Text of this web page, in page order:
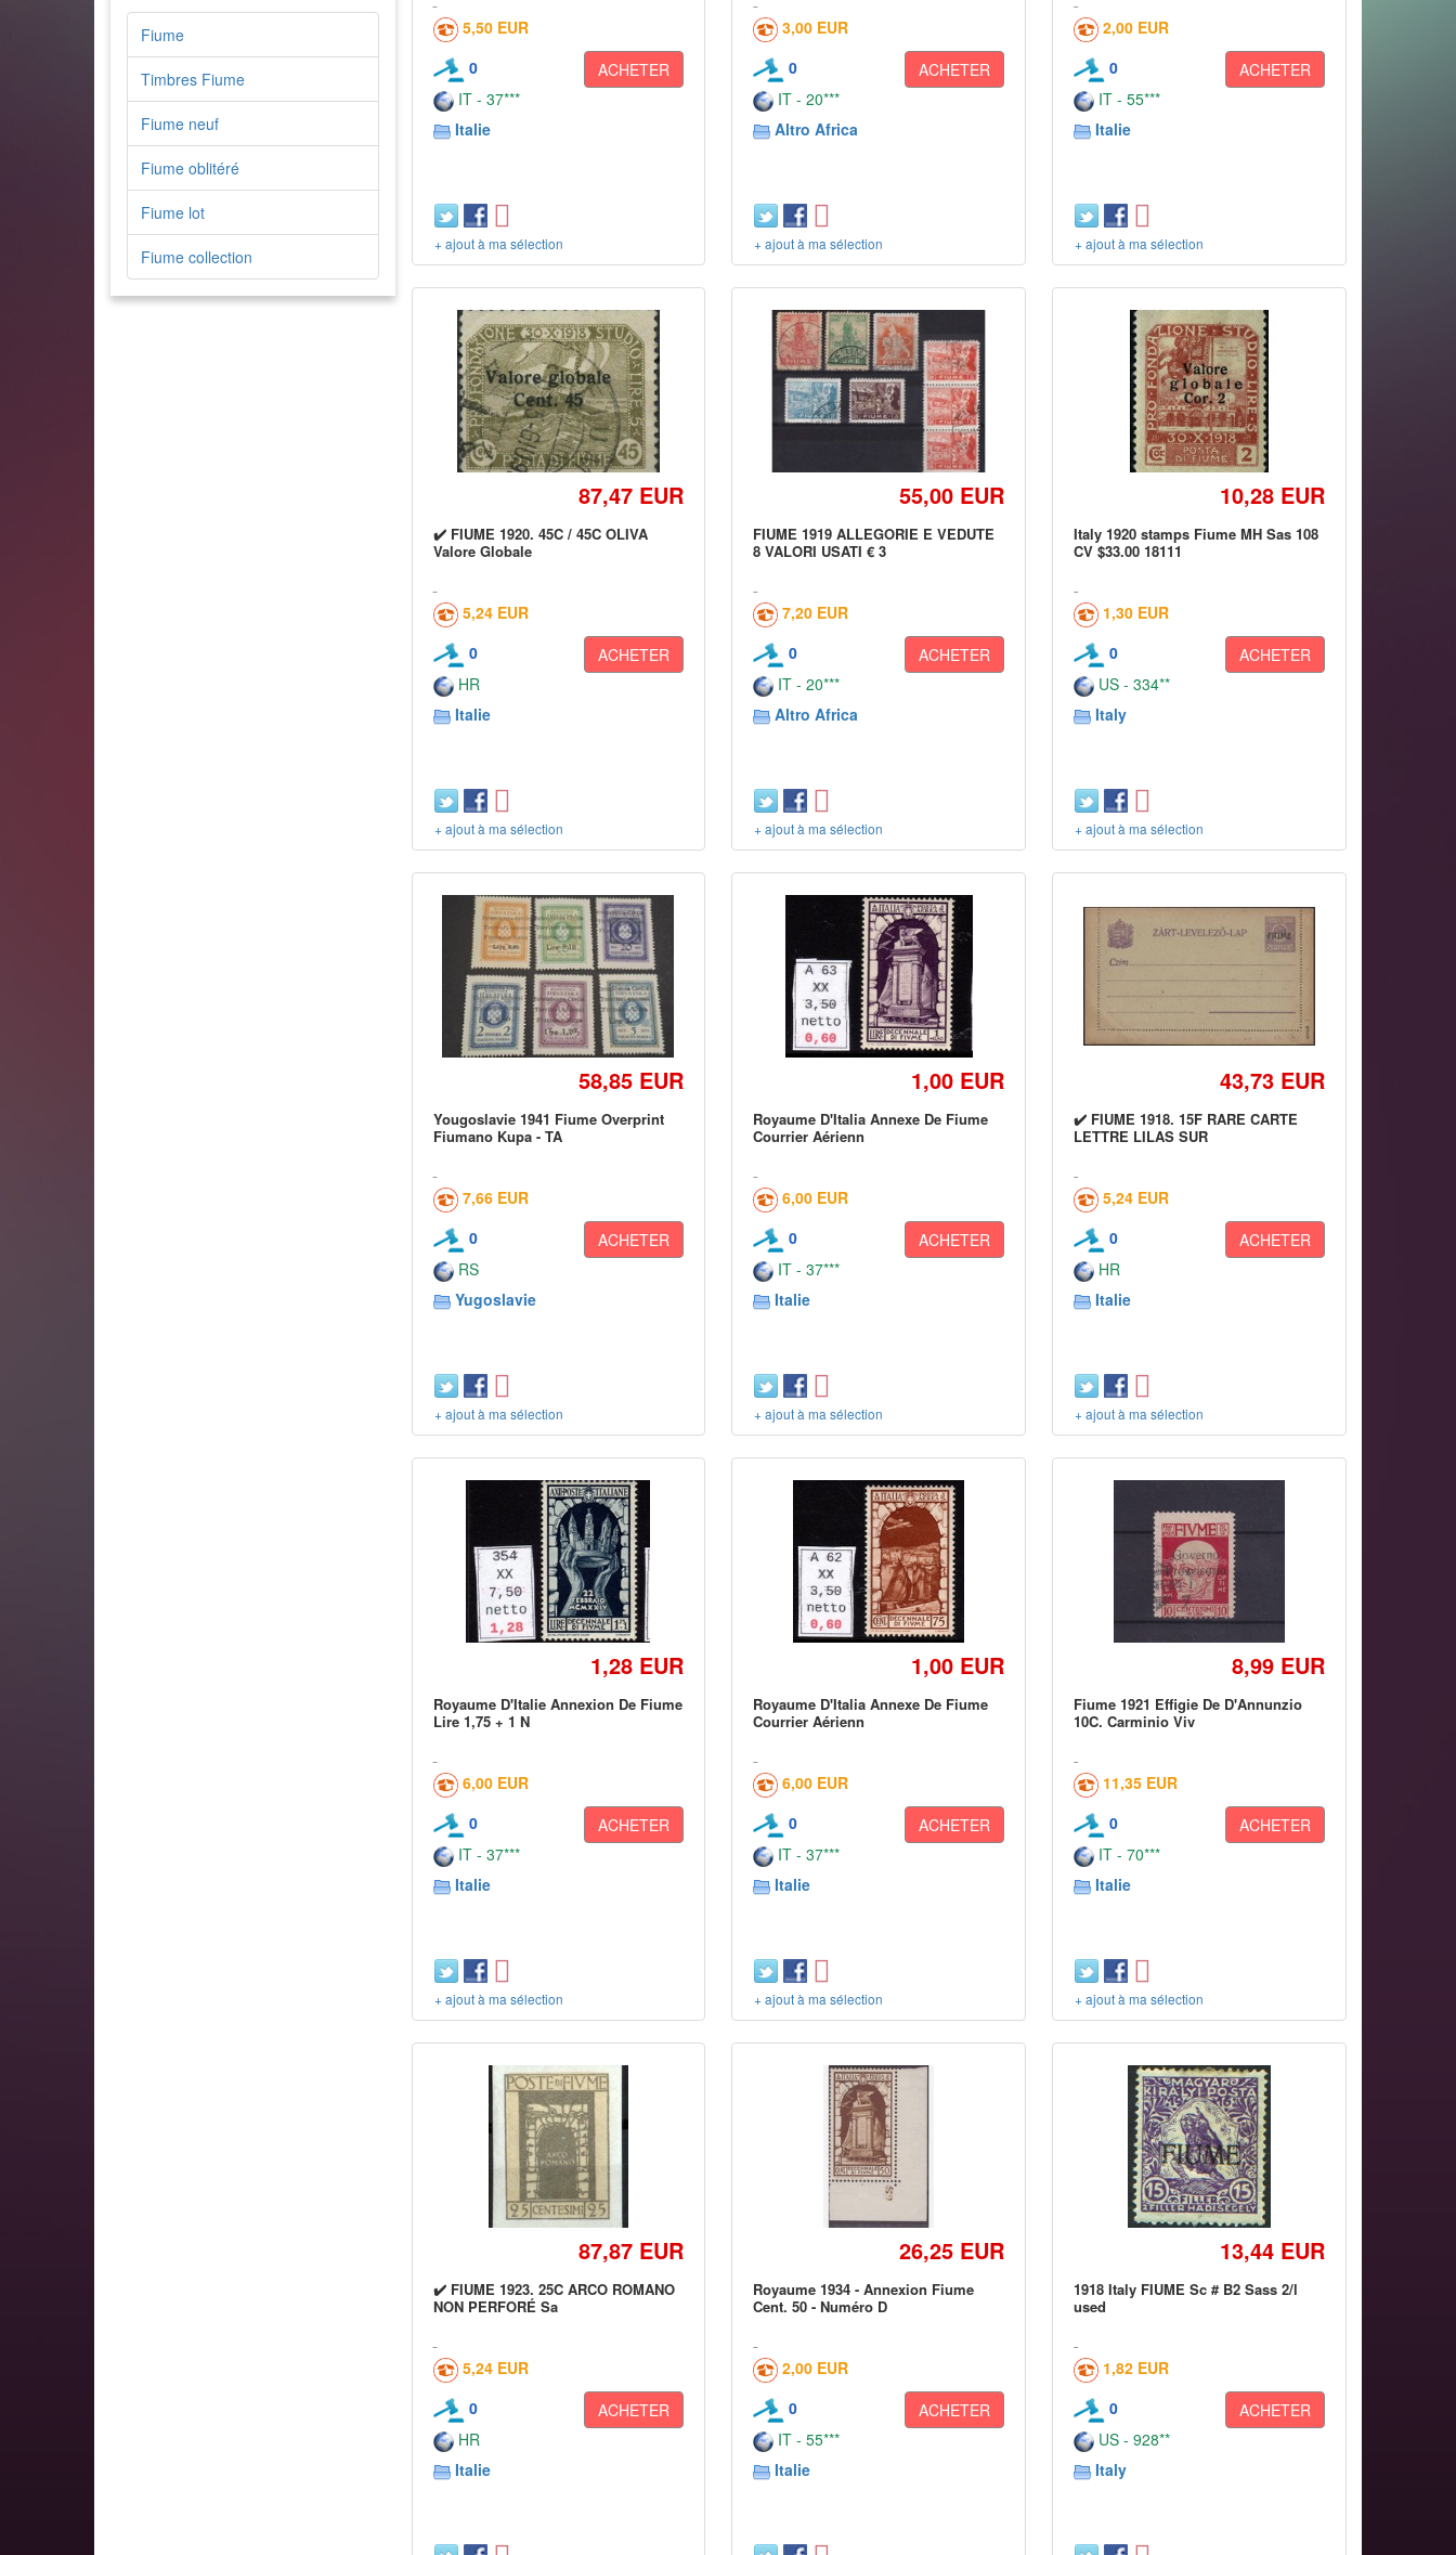
Fiume
Timbres Fiume
Fiume neuf
Fiume oblitéré
Fiume lot
Fiume collection
5,50 EUR
0
ACHETER
IT - 37***
Italie
+ ajout à ma sélection
3,00 EUR
0
ACHETER
IT - 20***
Altro Africa
+ ajout à ma sélection
2,00 EUR
0
ACHETER
IT - 55***
Italie
+ ajout à ma sélection
87,47 EUR
✔️ FIUME 1920. 45C / 45C OLIVA
Valore Globale
5,24 EUR
0
ACHETER
HR
Italie
+ ajout à ma sélection
55,00 EUR
FIUME 1919 ALLEGORIE E VEDUTE
8 VALORI USATI € 3
7,20 EUR
0
ACHETER
IT - 20***
Altro Africa
+ ajout à ma sélection
10,28 EUR
Italy 1920 stamps Fiume MH Sas 108
CV $33.00 18111
1,30 EUR
0
ACHETER
US - 334**
Italy
+ ajout à ma sélection
58,85 EUR
Yougoslavie 1941 Fiume Overprint
Fiumano Kupa - TA
7,66 EUR
0
ACHETER
RS
Yugoslavie
+ ajout à ma sélection
1,00 EUR
Royaume D'Italia Annexe De Fiume
Courrier Aérienn
6,00 EUR
0
ACHETER
IT - 37***
Italie
+ ajout à ma sélection
43,73 EUR
✔️ FIUME 1918. 15F RARE CARTE
LETTRE LILAS SUR
5,24 EUR
0
ACHETER
HR
Italie
+ ajout à ma sélection
1,28 EUR
Royaume D'Italie Annexion De Fiume
Lire 1,75 + 1 N
6,00 EUR
0
ACHETER
IT - 37***
Italie
+ ajout à ma sélection
1,00 EUR
Royaume D'Italia Annexe De Fiume
Courrier Aérienn
6,00 EUR
0
ACHETER
IT - 37***
Italie
+ ajout à ma sélection
8,99 EUR
Fiume 1921 Effigie De D'Annunzio
10C. Carminio Viv
11,35 EUR
0
ACHETER
IT - 70***
Italie
+ ajout à ma sélection
87,87 EUR
✔️ FIUME 1923. 25C ARCO ROMANO
NON PERFORÉ Sa
5,24 EUR
0
ACHETER
HR
Italie
26,25 EUR
Royaume 1934 - Annexion Fiume
Cent. 50 - Numéro D
2,00 EUR
0
ACHETER
IT - 55***
Italie
13,44 EUR
1918 Italy FIUME Sc # B2 Sass 2/l
used
1,82 EUR
0
ACHETER
US - 928**
Italy